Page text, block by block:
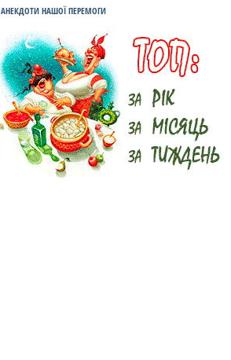
АНЕКДОТИ НАШОЇ ПЕРЕМОГИ